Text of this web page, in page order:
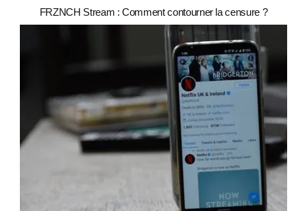
FRZNCH Stream : Comment contourner la censure ?